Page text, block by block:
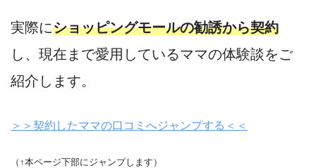
実際にショッピングモールの勧誘から契約
し、現在まで愛用しているママの体験談をご
紹介します。
＞＞契約したママの口コミへジャンプする＜＜
（↑本ページ下部にジャンプします）